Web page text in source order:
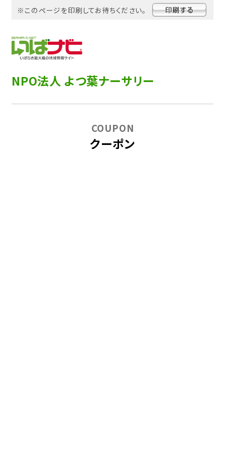
※このページを印刷してお待ちください。
NPO法人 よつ葉ナーサリー
クーポン
COUPON